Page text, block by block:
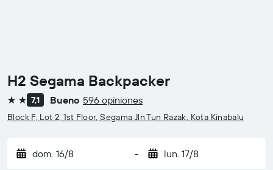
H2 Segama Backpacker
2 estrellas
7,1 Bueno 596 opiniones
Block F, Lot 2, 1st Floor, Segama Jln Tun Razak, Kota Kinabalu
dom. 16/8 - lun. 17/8